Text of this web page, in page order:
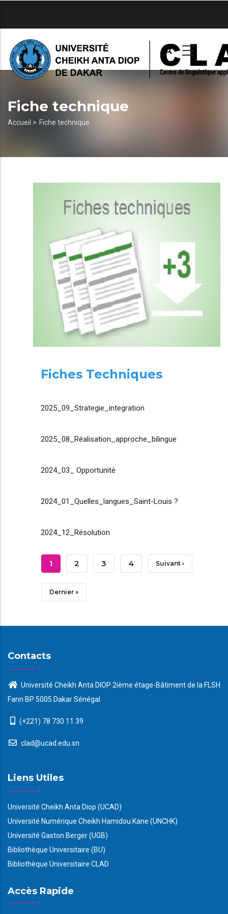
principal
Fiche technique
Fil
Accueil > Fiche technique
Fiches Techniques
2025_09_Strategie_integration
2025_08_Réalisation_approche_bilingue
2024_03_ Opportunité
2024_01_Quelles_langues_Saint-Louis ?
2024_12_Résolution
Pagination
Page
Courante
1 Page
2 Page
3 Page
4 Page
Suivant ›
Dernière
Dernier »
Contacts
Université Cheikh Anta DIOP 2ième étage-Bâtiment de la FLSH
Fann BP 5005 Dakar Sénégal
(+221) 78 730 11 39
clad@ucad.edu.sn
Liens Utiles
Université Cheikh Anta Diop (UCAD)
Université Numérique Cheikh Hamidou Kane (UNCHK)
Université Gaston Berger (UGB)
Bibliothèque Universitaire (BU)
Bibliothèque Universitaire CLAD
Accès Rapide